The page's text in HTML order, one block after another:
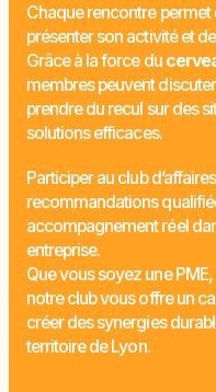
Fabien
Eris Expertise et
Chaque rencontre
présenter son activité et
Grâce à la force du
membres peuvent
prendre du recul sur des
solutions efficaces.
Participer au club
recommandations
accompagnement réel
entreprise.
Que vous soyez une
notre club vous offre un
créer des synergies
territoire de Lyon.